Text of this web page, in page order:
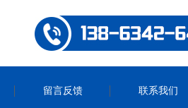
留言反馈 联系我们